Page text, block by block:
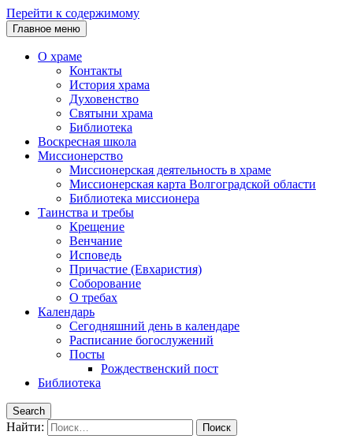
Перейти к содержимому
Главное меню
О храме
Контакты
История храма
Духовенство
Святыни храма
Библиотека
Воскресная школа
Миссионерство
Миссионерская деятельность в храме
Миссионерская карта Волгоградской области
Библиотека миссионера
Таинства и требы
Крещение
Венчание
Исповедь
Причастие (Евхаристия)
Соборование
О требах
Календарь
Сегодняшний день в календаре
Расписание богослужений
Посты
Рождественский пост
Библиотека
Search
Найти: